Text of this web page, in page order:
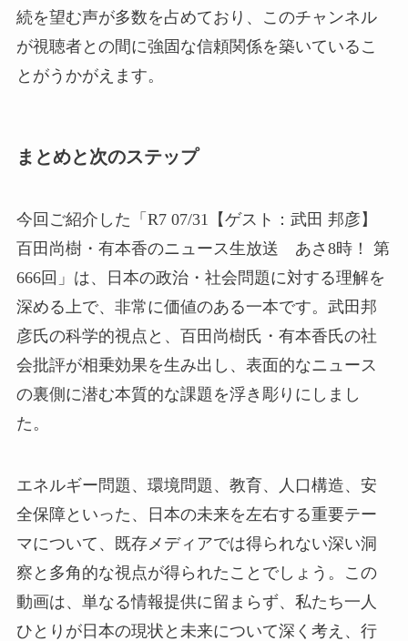
続を望む声が多数を占めており、このチャンネル
が視聴者との間に強固な信頼関係を築いているこ
とがうかがえます。
まとめと次のステップ
今回ご紹介した「R7 07/31【ゲスト：武田 邦彦】
百田尚樹・有本香のニュース生放送 あさ8時！ 第
666回」は、日本の政治・社会問題に対する理解を
深める上で、非常に価値のある一本です。武田邦
彦氏の科学的視点と、百田尚樹氏・有本香氏の社
会批評が相乗効果を生み出し、表面的なニュース
の裏側に潜む本質的な課題を浮き彫りにしまし
た。
エネルギー問題、環境問題、教育、人口構造、安
全保障といった、日本の未来を左右する重要テー
マについて、既存メディアでは得られない深い洞
察と多角的な視点が得られたことでしょう。この
動画は、単なる情報提供に留まらず、私たち一人
ひとりが日本の現状と未来について深く考え、行